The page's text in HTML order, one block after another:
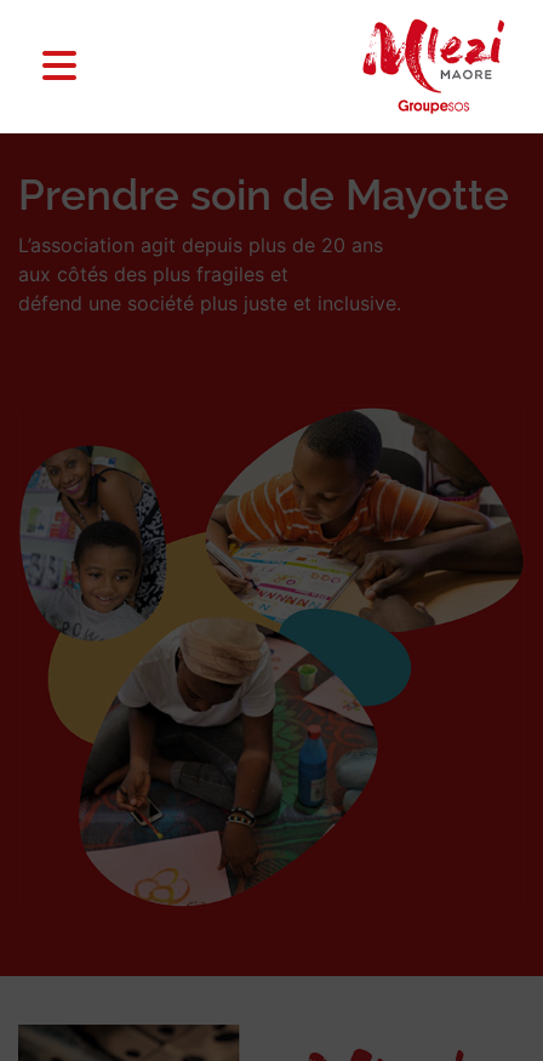
Prendre soin de Mayotte
L’association agit depuis plus de 20 ans
aux côtés des plus fragiles et
défend une société plus juste et inclusive.